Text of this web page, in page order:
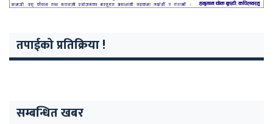
तपाईको प्रतिक्रिया !
सम्बन्धित खबर